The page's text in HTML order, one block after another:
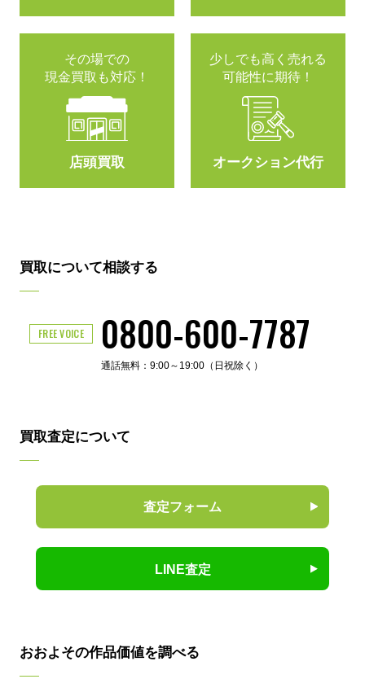
その場での
現金買取も対応！
店頭買取
少しでも高く売れる
可能性に期待！
オークション代行
買取について相談する
FREE VOICE 0800-600-7787
通話無料：9:00～19:00（日祝除く）
買取査定について
査定フォーム
LINE査定
おおよその作品価値を調べる